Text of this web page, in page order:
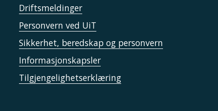
Driftsmeldinger
Personvern ved UiT
Sikkerhet, beredskap og personvern
Informasjonskapsler
Tilgjengelighetserklæring